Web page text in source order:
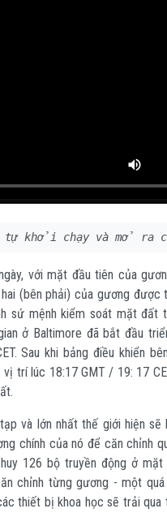
khởi chạy và mở ra
với mặt đầu tiên của
(bên phải) của gương được
sứ mệnh kiểm soát mặt đất
ở Baltimore đã bắt đầu
Sau khi bảng điều khiển
trí lúc 18:17 GMT / 19: 17
và lớn nhất thế giới hiện sẽ
chính của nó để căn chỉnh
126 bộ truyền động ở
chỉnh từng gương - một
thiết bị khoa học sẽ trải qua